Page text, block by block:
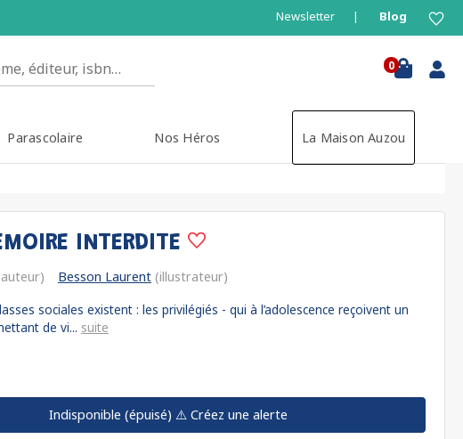
Newsletter Blog
0
Parascolaire Nos Héros La Maison Auzou
INTERDITE
Besson Laurent (illustrateur)
sociales existent : les privilégiés - qui à l’adolescence reçoivent un
de vi... suite
Indisponible (épuisé) ⚠️ Créez une alerte